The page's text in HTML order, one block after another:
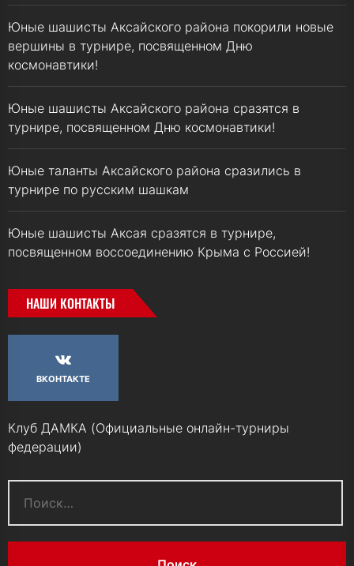
Юные шашисты Аксайского района покорили новые
вершины в турнире, посвященном Дню
космонавтики!
Юные шашисты Аксайского района сразятся в
турнире, посвященном Дню космонавтики!
Юные таланты Аксайского района сразились в
турнире по русским шашкам
Юные шашисты Аксая сразятся в турнире,
посвященном воссоединению Крыма с Россией!
НАШИ КОНТАКТЫ
ВКОНТАКТЕ
Клуб ДАМКА (Официальные онлайн-турниры
федерации)